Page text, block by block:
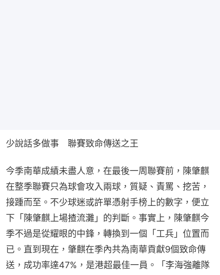
少說話多做事　聯賽致命傳送之王
今季南華成績未盡人意，在最後一周聯賽前，陳肇麒
在整季聯賽只為球會攻入兩球，質疑、責罵、挖苦，
接踵而至。不少球迷或許單憑射手榜上的數字，便立
下「陳肇麒上場揸流灘」的判斷。事實上，陳肇麒今
季不過是從耀眼的中鋒，轉換到一個「工兵」位置而
已。直到現在，肇麒在季內共為南華貢獻9個致命傳
送，成功率達47%，是港超最佳一員。「李海強離隊